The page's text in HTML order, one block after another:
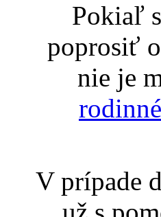
Pokiaľ
poprosiť
nie je
V prípade